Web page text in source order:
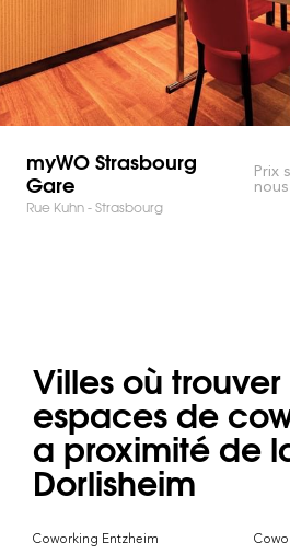
myWO Strasbourg
Gare
Rue Kuhn - Strasbourg
Prix
nous
Villes où trouver des
espaces de
a proximité de
Dorlisheim
Coworking Entzheim